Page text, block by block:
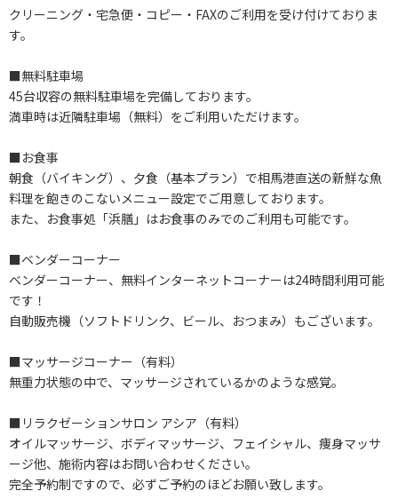
クリーニング・宅急便・コピー・FAXのご利用を受け付けておりま
す。
■無料駐車場
45台収容の無料駐車場を完備しております。
満車時は近隣駐車場（無料）をご利用いただけます。
■お食事
朝食（バイキング）、夕食（基本プラン）で相馬港直送の新鮮な魚
料理を飽きのこないメニュー設定でご用意しております。
また、お食事処「浜膳」はお食事のみでのご利用も可能です。
■ベンダーコーナー
ベンダーコーナー、無料インターネットコーナーは24時間利用可能
です！
自動販売機（ソフトドリンク、ビール、おつまみ）もございます。
■マッサージコーナー（有料）
無重力状態の中で、マッサージされているかのような感覚。
■リラクゼーションサロン アシア（有料）
オイルマッサージ、ボディマッサージ、フェイシャル、痩身マッサ
ージ他、施術内容はお問い合わせください。
完全予約制ですので、必ずご予約のほどお願い致します。